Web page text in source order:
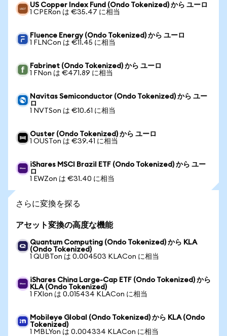
US Copper Index Fund (Ondo Tokenized) から ユーロ
1 CPERon は €35.47 に相当
Fluence Energy (Ondo Tokenized) から ユーロ
1 FLNCon は €11.45 に相当
Fabrinet (Ondo Tokenized) から ユーロ
1 FNon は €471.89 に相当
Navitas Semiconductor (Ondo Tokenized) から ユー
ロ
1 NVTSon は €10.61 に相当
Ouster (Ondo Tokenized) から ユーロ
1 OUSTon は €39.41 に相当
iShares MSCI Brazil ETF (Ondo Tokenized) から ユー
ロ
1 EWZon は €31.40 に相当
さらに変換を探る
アセット変換の高度な機能
Quantum Computing (Ondo Tokenized) から KLA
(Ondo Tokenized)
1 QUBTon は 0.004503 KLACon に相当
iShares China Large-Cap ETF (Ondo Tokenized) から
KLA (Ondo Tokenized)
1 FXIon は 0.015434 KLACon に相当
Mobileye Global (Ondo Tokenized) から KLA (Ondo
Tokenized)
1 MBLYon は 0.004334 KLACon に相当